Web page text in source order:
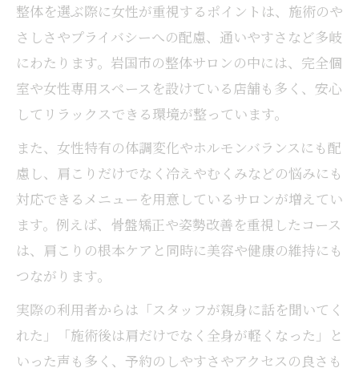
施術効果を長持ちさせる整体の選び方
整体の施術効果を持続させるための工夫
整体後のアフターケアで肩こり予防実践
口コミ高評価の整体サロン活用ポイント
整体施術の回数や頻度を見極めるコツ
整体と生活習慣改善で肩こりを根本ケア
整体を選ぶ際に女性が重視するポイントは、施術のや
さしさやプライバシーへの配慮、通いやすさなど多岐
にわたります。岩国市の整体サロンの中には、完全個
室や女性専用スペースを設けている店舗も多く、安心
してリラックスできる環境が整っています。
また、女性特有の体調変化やホルモンバランスにも配
慮し、肩こりだけでなく冷えやむくみなどの悩みにも
対応できるメニューを用意しているサロンが増えてい
ます。例えば、骨盤矯正や姿勢改善を重視したコース
は、肩こりの根本ケアと同時に美容や健康の維持にも
つながります。
実際の利用者からは「スタッフが親身に話を聞いてく
れた」「施術後は肩だけでなく全身が軽くなった」と
いった声も多く、予約のしやすさやアクセスの良さも